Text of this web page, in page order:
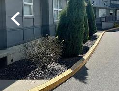
Previous